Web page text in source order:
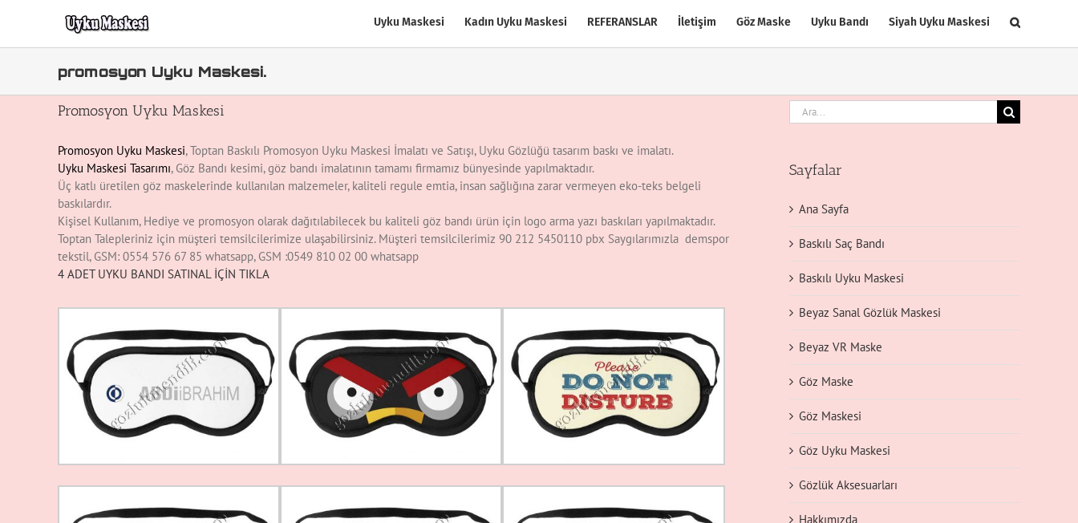
Uyku Maskesi Kadın Uyku Maskesi REFERANSLAR İletişim Göz Maske Uyku Bandı Siyah Uyku Maskesi
promosyon Uyku Maskesi.
Promosyon Uyku Maskesi
Promosyon Uyku Maskesi, Toptan Baskılı Promosyon Uyku Maskesi İmalatı ve Satışı, Uyku Gözlüğü tasarım baskı ve imalatı.
Uyku Maskesi Tasarımı, Göz Bandı kesimi, göz bandı imalatının tamamı firmamız bünyesinde yapılmaktadır.
Üç katlı üretilen göz maskelerinde kullanılan malzemeler, kaliteli regule emtia, insan sağlığına zarar vermeyen eko-teks belgeli
baskılardır.
Kişisel Kullanım, Hediye ve promosyon olarak dağıtılabilecek bu kaliteli göz bandı ürün için logo arma yazı baskıları yapılmaktadır.
Toptan Talepleriniz için müşteri temsilcilerimize ulaşabilirsiniz. Müşteri temsilcilerimiz 90 212 5450110 pbx Saygılarımızla demspor
tekstil, GSM: 0554 576 67 85 whatsapp, GSM :0549 810 02 00 whatsapp
4 ADET UYKU BANDI SATINAL İÇİN TIKLA
Ara:
Sayfalar
Ana Sayfa
Baskılı Saç Bandı
Baskılı Uyku Maskesi
Beyaz Sanal Gözlük Maskesi
Beyaz VR Maske
Göz Maske
Göz Maskesi
Göz Uyku Maskesi
Gözlük Aksesuarları
Hakkımızda